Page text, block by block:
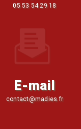
05 53 54 29 18
E-mail
contact@madies.fr